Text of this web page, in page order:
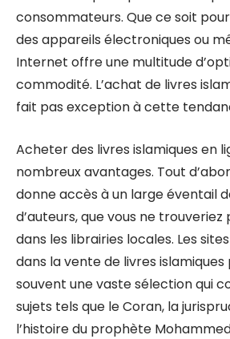
consommateurs. Que ce soit
des appareils électroniques ou
Internet offre une multitude
commodité. L’achat de livres
fait pas exception à cette
Acheter des livres islamiques en
nombreux avantages. Tout
donne accès à un large éventail
d’auteurs, que vous ne
dans les librairies locales. Les
dans la vente de livres
souvent une vaste sélection qui
sujets tels que le Coran, la
l’histoire du prophète